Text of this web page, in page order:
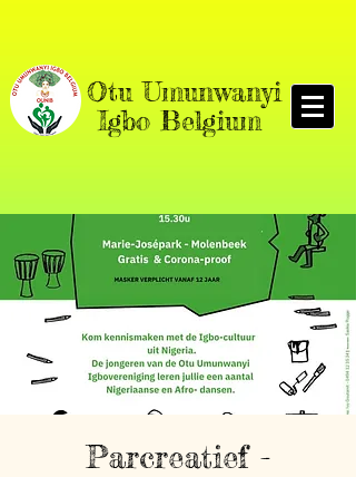
Otu Umunwanyi
Igbo Belgium
Parcreatief -